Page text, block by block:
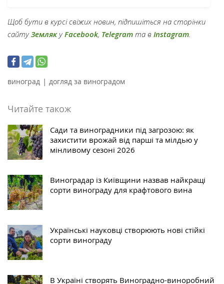
Щоб бути в курсі свіжих новин, підпишіться на сторінки
сайтуЗемлякуFacebook, Telegram та в Instagram.
виноград | догляд за виноградом
Читайте також
Сади та виноградники під загрозою: як
захистити врожай від парші та мілдью у
мінливому сезоні 2026
Виноградар із Київщини назвав найкращі
сорти винограду для крафтового вина
Українські науковці створюють нові стійкі
сорти винограду
В Україні створять Виноградно-виноробний